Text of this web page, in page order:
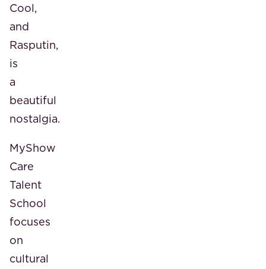
Cool,
and
Rasputin,
is
a
beautiful
nostalgia.
MyShow
Care
Talent
School
focuses
on
cultural